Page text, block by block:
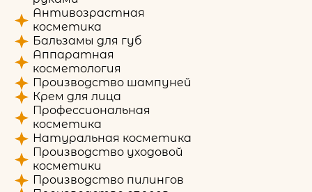
Антивозрастная
косметика
Бальзамы для губ
Аппаратная
косметология
Производство шампуней
Крем для лица
Профессиональная
косметика
Натуральная косметика
Производство уходовой
косметики
Производство пилингов